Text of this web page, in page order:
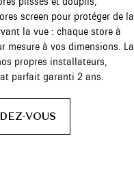
screen pour protéger de la
la vue : chaque store à
mesure à vos dimensions. La
propres installateurs,
parfait garanti 2 ans.
VOUS